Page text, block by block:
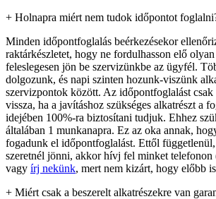
+ Holnapra miért nem tudok időpontot
Minden időpontfoglalás beérkezésekor
raktárkészletet, hogy ne fordulhasson elő
feleslegesen jön be szervizünkbe az ügyfél.
dolgozunk, és napi szinten hozunk-viszünk
szervizpontok között. Az időpontfoglalást
vissza, ha a javításhoz szükséges alkatrészt a
idejében 100%-ra biztosítani tudjuk. Ehhez
általában 1 munkanapra. Ez az oka annak,
fogadunk el időpontfoglalást. Ettől
szeretnél jönni, akkor hívj fel minket
vagy írj nekünk, mert nem kizárt, hogy előbb
+ Miért csak a beszerelt alkatrészekre van